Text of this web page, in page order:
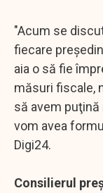
"Acum se
fiecare
aia o să fie
măsuri fiscale,
să avem
vom avea
Digi24.
Consilierul